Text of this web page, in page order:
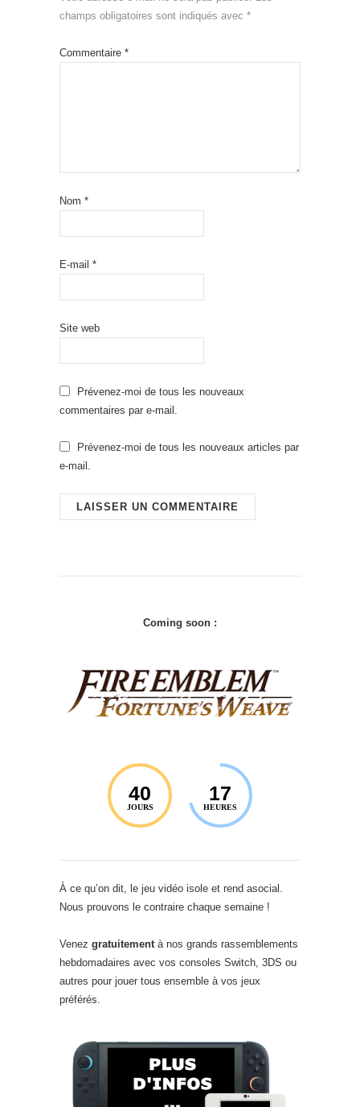
champs obligatoires sont indiqués avec *
Commentaire *
Nom *
E-mail *
Site web
Prévenez-moi de tous les nouveaux
commentaires par e-mail.
Prévenez-moi de tous les nouveaux articles par
e-mail.
Coming soon :
40
JOURS
17
HEURES
À ce qu’on dit, le jeu vidéo isole et rend asocial.
Nous prouvons le contraire chaque semaine !
Venez gratuitement à nos grands rassemblements
hebdomadaires avec vos consoles Switch, 3DS ou
autres pour jouer tous ensemble à vos jeux
préférés.